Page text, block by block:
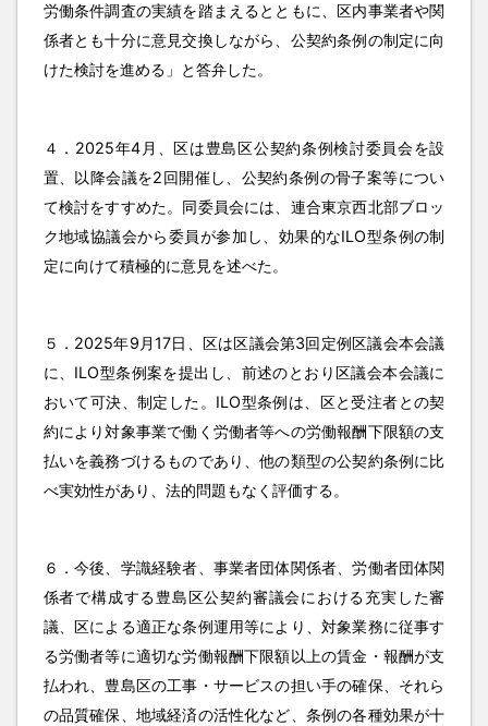
労働条件調査の実績を踏まえるとともに、区内事業者や関
係者とも十分に意見交換しながら、公契約条例の制定に向
けた検討を進める」と答弁した。
４．2025年4月、区は豊島区公契約条例検討委員会を設
置、以降会議を2回開催し、公契約条例の骨子案等につい
て検討をすすめた。同委員会には、連合東京西北部ブロッ
ク地域協議会から委員が参加し、効果的なILO型条例の制
定に向けて積極的に意見を述べた。
５．2025年9月17日、区は区議会第3回定例区議会本会議
に、ILO型条例案を提出し、前述のとおり区議会本会議に
おいて可決、制定した。ILO型条例は、区と受注者との契
約により対象事業で働く労働者等への労働報酬下限額の支
払いを義務づけるものであり、他の類型の公契約条例に比
べ実効性があり、法的問題もなく評価する。
６．今後、学識経験者、事業者団体関係者、労働者団体関
係者で構成する豊島区公契約審議会における充実した審
議、区による適正な条例運用等により、対象業務に従事す
る労働者等に適切な労働報酬下限額以上の賃金・報酬が支
払われ、豊島区の工事・サービスの担い手の確保、それら
の品質確保、地域経済の活性化など、条例の各種効果が十